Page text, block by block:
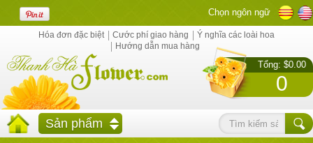
Chọn ngôn ngữ
Tổng: $0.00
0
Hóa đơn đặc biệt Cước phí giao hàng
Ý nghĩa các loài hoa
Hướng dẫn mua hàng
Sản phẩm